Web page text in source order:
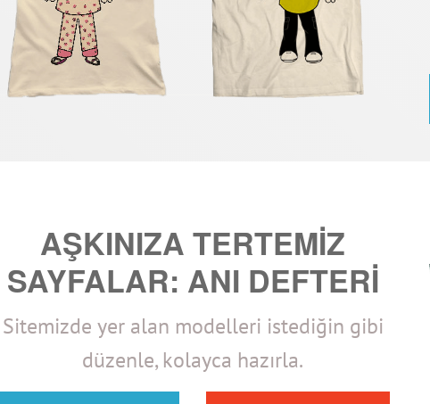
AŞKINIZA TERTEMİZ
SAYFALAR: ANI DEFTERİ
Sitemizde yer alan modelleri istediğin gibi
düzenle, kolayca hazırla.